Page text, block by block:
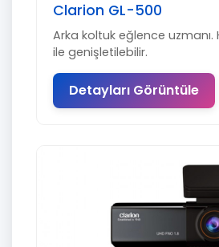
Clarion GL-500
Arka koltuk eğlence uzmanı.
ile genişletilebilir.
Detayları Görüntüle